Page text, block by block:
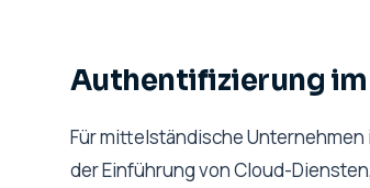
Authentifizierung
Für mittelständische
der Einführung von Cloud-